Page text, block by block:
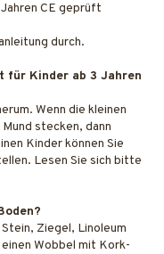
CE geprüft
durch.
für Kinder ab 3 Jahren
Wenn die kleinen
stecken, dann
Kinder können Sie
Lesen Sie sich bitte
Ziegel, Linoleum
Wobbel mit Kork-